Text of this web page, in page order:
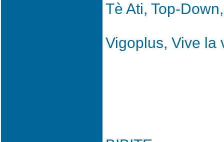
Tè Ati, Top-
Vigoplus, Vive la